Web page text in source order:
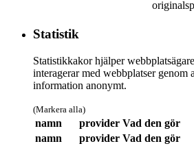
Statistik
Statistikkakor hjälper
interagerar med webbplatser genom
information anonymt.
(Markera alla)
namn provider Vad den gör
namn
provider Vad den gör